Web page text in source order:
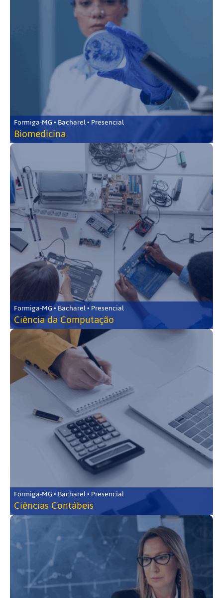
Formiga-MG • Bacharel • Presencial
Biomedicina
Formiga-MG • Bacharel • Presencial
Ciência da Computação
Formiga-MG • Bacharel • Presencial
Ciências Contábeis